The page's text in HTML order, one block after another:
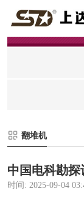
翻堆机
中国电科勘
时间: 2025-09-04